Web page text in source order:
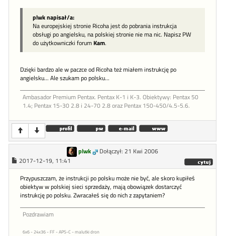
plwk napisał/a:
Na europejskiej stronie Ricoha jest do pobrania instrukcja
obsługi po angielsku, na polskiej stronie nie ma nic. Napisz PW
do użytkowniczki forumKam.
Dzięki bardzo ale w paczce od Ricoha też miałem instrukcję po
angielsku... Ale szukam po polsku...
Ambasador Premium Pentax. Pentax K-1 i K-3. Obiektywy: Pentax 50
1.4; Pentax 15-30 2.8 i 24-70 2.8 oraz Pentax 150-450/4.5-5.6.
plwk
Dołączył: 21 Kwi 2006
2017-12-19, 11:41
Przypuszczam, że instrukcji po polsku może nie być, ale skoro kupiłeś
obiektyw w polskiej sieci sprzedaży, mają obowiązek dostarczyć
instrukcję po polsku. Zwracałeś się do nich z zapytaniem?
Pozdrawiam
6x6 - 24x36 - FF - APS-C - malutki dron